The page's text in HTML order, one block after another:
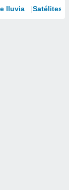
lluvia Satélites